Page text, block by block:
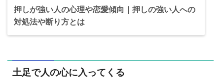
押しが強い人の心理や恋愛傾向｜押しの強い人への
対処法や断り方とは
土足で人の心に入ってくる